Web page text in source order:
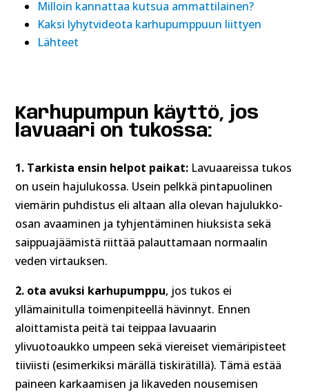
Milloin kannattaa kutsua ammattilainen?
Kaksi lyhytvideota karhupumppuun liittyen
Lähteet
Karhupumpun käyttö, jos
lavuaari on tukossa:
1. Tarkista ensin helpot paikat: Lavuaareissa tukos
on usein hajulukossa. Usein pelkkä pintapuolinen
viemärin puhdistus eli altaan alla olevan hajulukko-
osan avaaminen ja tyhjentäminen hiuksista sekä
saippuajäämistä riittää palauttamaan normaalin
veden virtauksen.
2. ota avuksi karhupumppu, jos tukos ei
yllämainitulla toimenpiteellä hävinnyt. Ennen
aloittamista peitä tai teippaa lavuaarin
ylivuotoaukko umpeen sekä viereiset viemäripisteet
tiiviisti (esimerkiksi märällä tiskirätillä). Tämä estää
paineen karkaamisen ja likaveden nousemisen